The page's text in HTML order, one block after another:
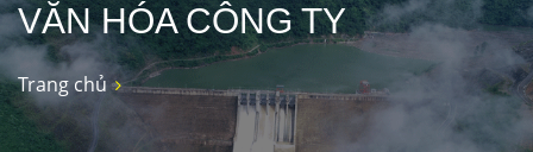
VĂN HÓA CÔNG TY
Trang chủ